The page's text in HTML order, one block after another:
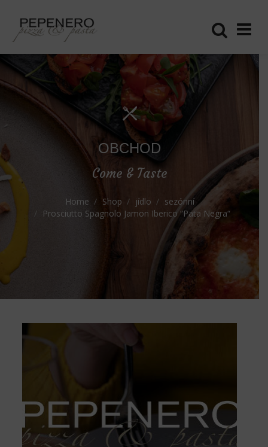
OBCHOD
Come & Taste
Home Shop jídlo
sezónní
Prosciutto Spagnolo Jamon Iberico “Pata Negra“